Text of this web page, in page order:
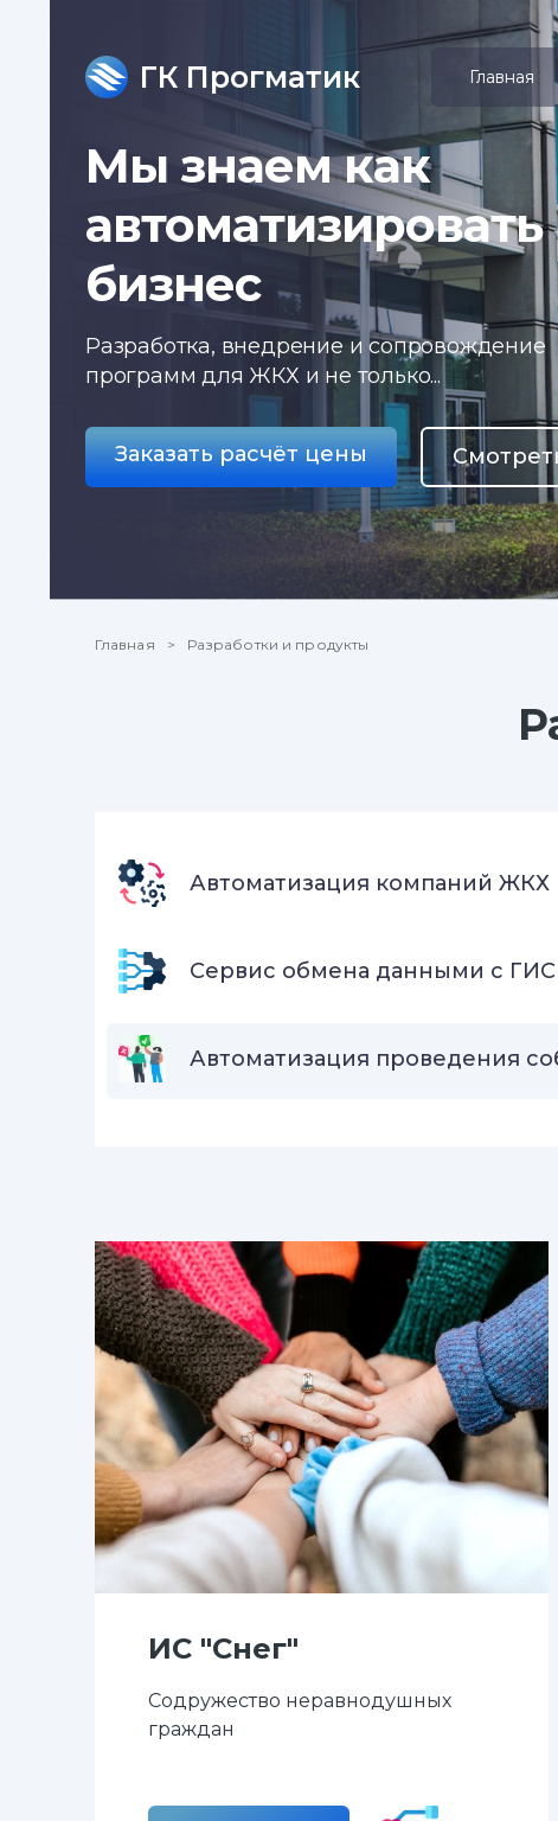
ГК Прогматик Главная
Главная Разработки и продукты
Автоматизация компаний ЖКХ
Сервис обмена данными с
Автоматизация проведения
ИС "Снег"
Содружество неравнодушных
граждан